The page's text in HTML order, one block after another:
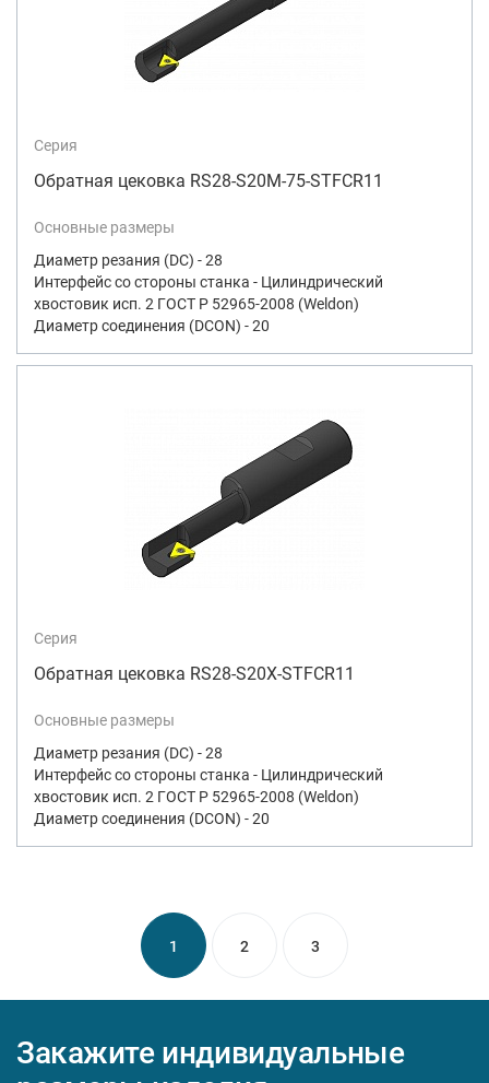
Серия
Обратная цековка RS28-S20M-75-STFCR11
Основные размеры
Диаметр резания (DC) - 28
Интерфейс со стороны станка - Цилиндрический
хвостовик исп. 2 ГОСТ Р 52965-2008 (Weldon)
Диаметр соединения (DCON) - 20
Серия
Обратная цековка RS28-S20X-STFCR11
Основные размеры
Диаметр резания (DC) - 28
Интерфейс со стороны станка - Цилиндрический
хвостовик исп. 2 ГОСТ Р 52965-2008 (Weldon)
Диаметр соединения (DCON) - 20
1 2 3
Закажите индивидуальные